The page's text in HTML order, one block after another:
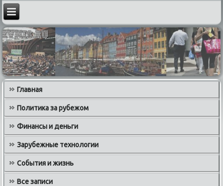
Главная
Политика за рубежом
Финансы и деньги
Зарубежные технологии
События и жизнь
Все записи